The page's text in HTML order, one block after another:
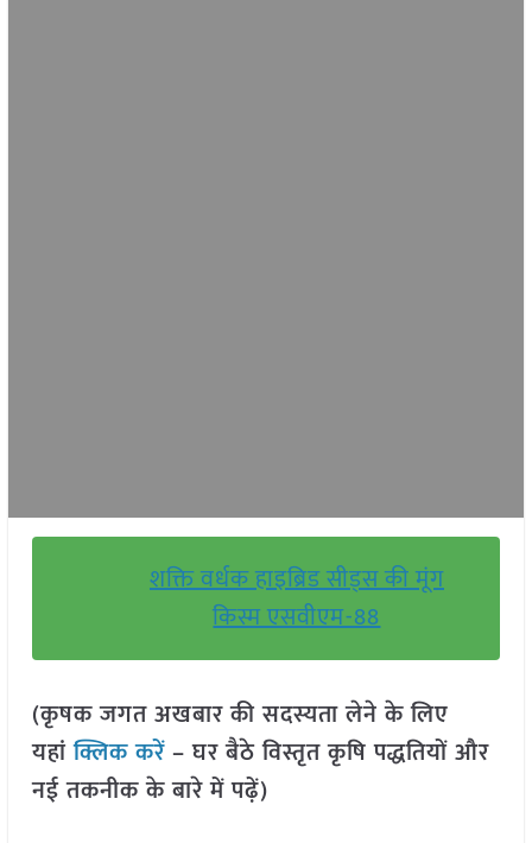
शक्ति वर्धक हाइब्रिड सीड्स की मूंग
किस्म एसवीएम-88
(कृषक जगत अखबार की सदस्यता लेने के लिए
यहांक्लिक करें– घर बैठे विस्तृत कृषि पद्धतियों और
नई तकनीक के बारे में पढ़ें)